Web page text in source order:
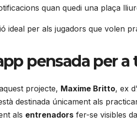
quan quedi una plaça
ideal per als jugadors que volen
pensada per
projecte, Maxime Britto, ex
destinada únicament als
als entrenadors fer-se visibles